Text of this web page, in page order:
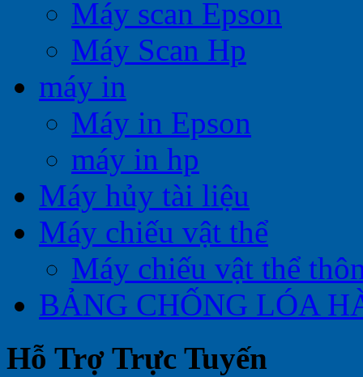
Máy scan Epson
Máy Scan Hp
máy in
Máy in Epson
máy in hp
Máy hủy tài liệu
Máy chiếu vật thể
Máy chiếu vật thể
BẢNG CHỐNG LÓA
Hỗ Trợ Trực Tuyến